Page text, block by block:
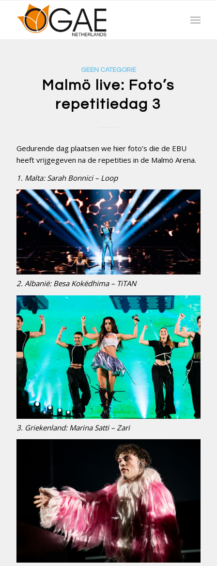
GEEN CATEGORIE
Malmö live: Foto’s
repetitiedag 3
Gedurende dag plaatsen we hier foto’s die de EBU
heeft vrijgegeven na de repetities in de Malmö Arena.
1. Malta: Sarah Bonnici – Loop
2. Albanië: Besa Kokëdhima – TiTAN
3. Griekenland: Marina Satti – Zari